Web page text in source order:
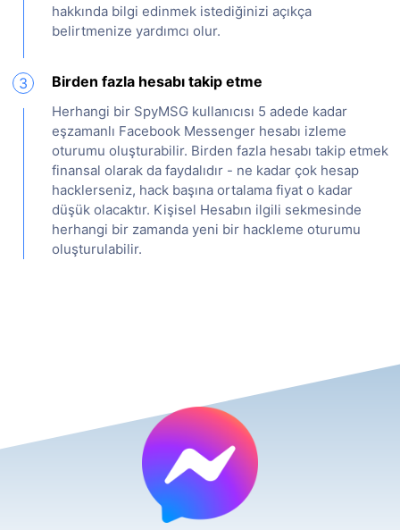
hakkında bilgi edinmek istediğinizi açıkça
belirtmenize yardımcı olur.
3 Birden fazla hesabı takip etme
Herhangi bir SpyMSG kullanıcısı 5 adede kadar
eşzamanlı Facebook Messenger hesabı izleme
oturumu oluşturabilir. Birden fazla hesabı takip etmek
finansal olarak da faydalıdır - ne kadar çok hesap
hacklerseniz, hack başına ortalama fiyat o kadar
düşük olacaktır. Kişisel Hesabın ilgili sekmesinde
herhangi bir zamanda yeni bir hackleme oturumu
oluşturulabilir.